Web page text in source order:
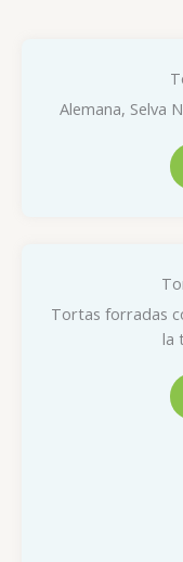
Alemana, Selva
Tortas forradas
la